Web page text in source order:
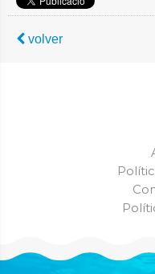
volver